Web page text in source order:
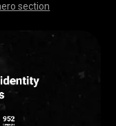
section
,,,,,,,,,,,,
,,,,,,,,,,,